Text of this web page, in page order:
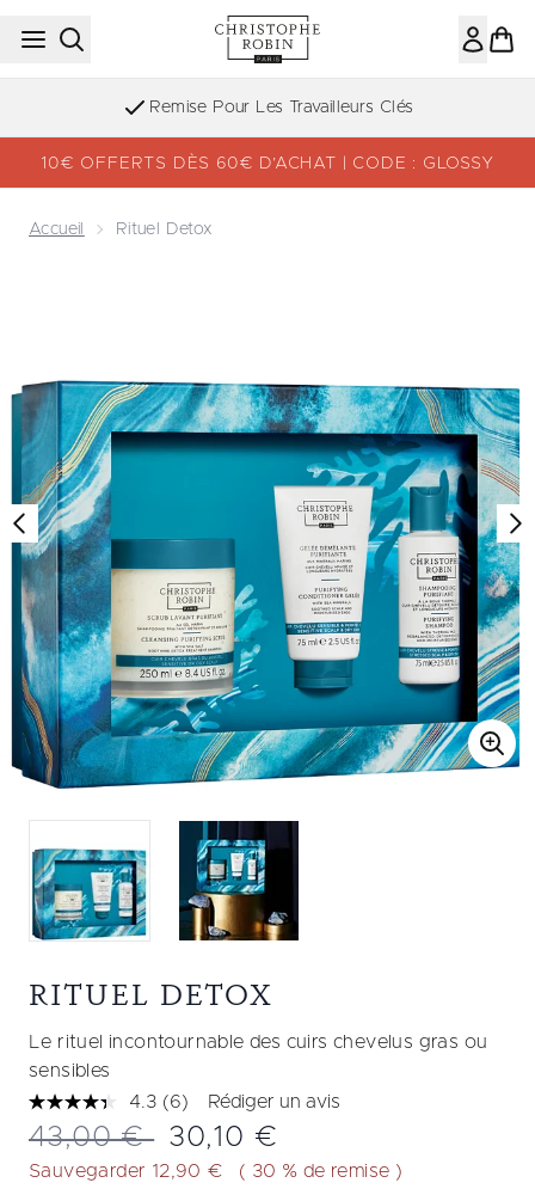
Passer au contenu principal
Remise Pour Les Travailleurs Clés
10€ OFFERTS DÈS 60€ D’ACHAT | CODE : GLOSSY
Accueil Rituel Detox
RITUEL DETOX
Le rituel incontournable des cuirs chevelus gras ou
sensibles
4.3 Lire
6
avis.
Lien
(6) Rédiger un avis
Prix de vente :
43,00 € Prix ​​actuel :
30,10 €
Sauvegarder 12,90 € ( 30 % de remise )